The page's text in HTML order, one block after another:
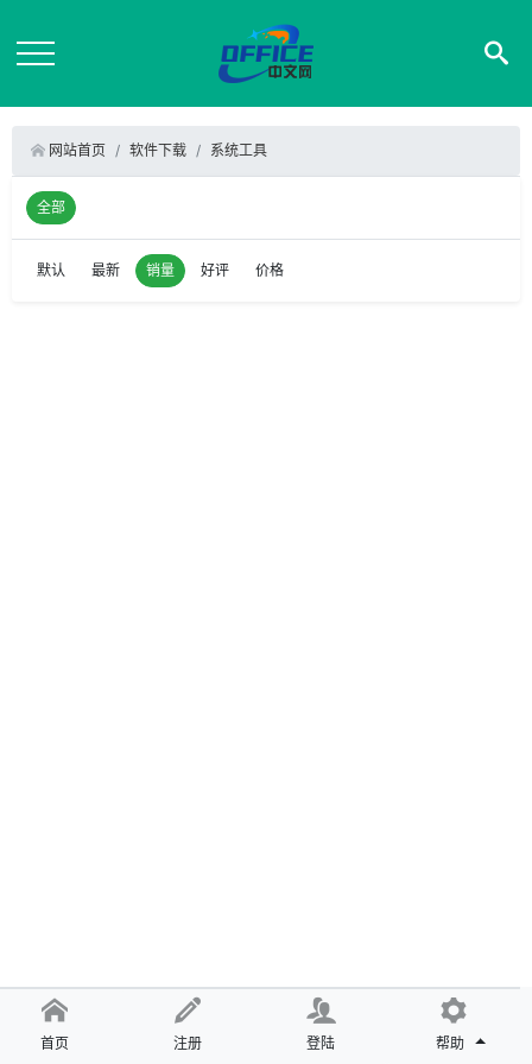
网站首页 软件下载 系统工具
全部
默认 最新 销量 好评 价格
首页 注册 登陆 帮助